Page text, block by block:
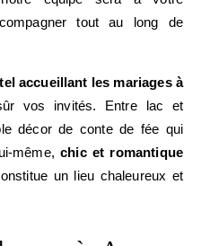
tout au long de
accueillant les mariages à
vos invités. Entre lac et
décor de conte de fée qui
même,chic et romantique
un lieu chaleureux et